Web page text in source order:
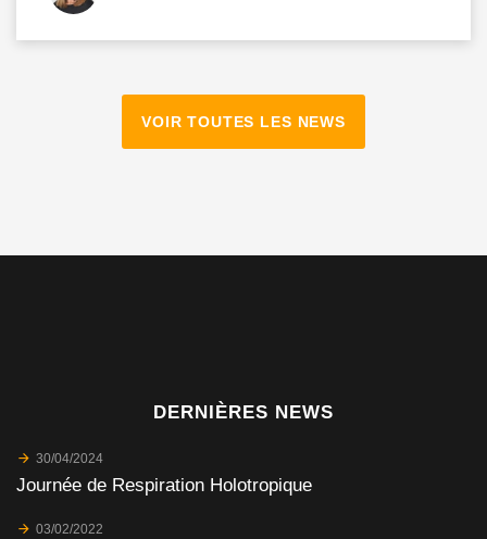
VOIR TOUTES LES NEWS
DERNIÈRES NEWS
30/04/2024
Journée de Respiration Holotropique
03/02/2022